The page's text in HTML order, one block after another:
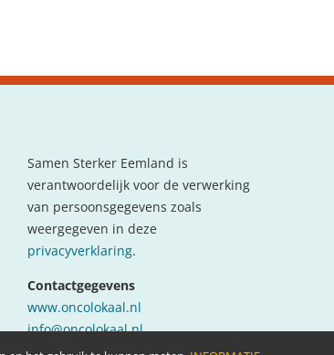
Samen Sterker Eemland is
verantwoordelijk voor de verwerking
van persoonsgegevens zoals
weergegeven in deze
privacyverklaring.
Contactgegevens
www.oncolokaal.nl
info@oncolokaal.nl